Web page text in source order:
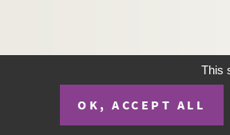
This
OK, ACCEPT ALL